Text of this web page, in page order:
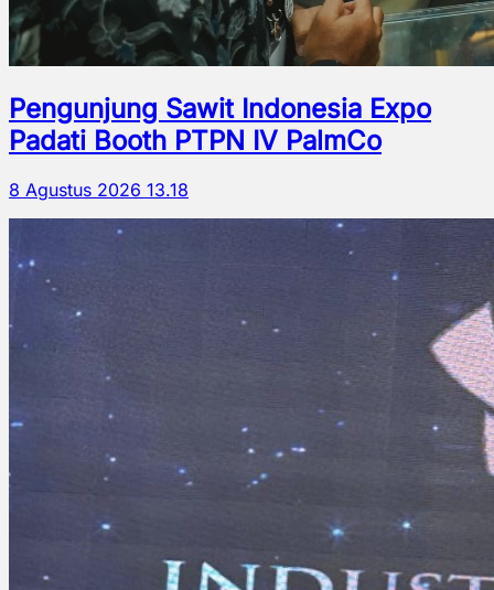
Pengunjung Sawit Indonesia Expo
Padati Booth PTPN IV PalmCo
8 Agustus 2026 13.18